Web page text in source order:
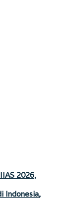
2026,
Indonesia,